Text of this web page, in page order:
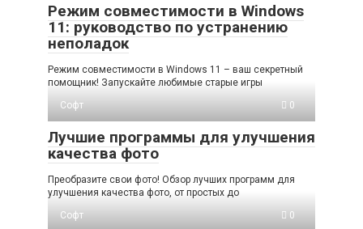
Режим совместимости в Windows
11: руководство по устранению
неполадок
Режим совместимости в Windows 11 – ваш секретный
помощник! Запускайте любимые старые игры
Софт
0
Лучшие программы для улучшения
качества фото
Преобразите свои фото! Обзор лучших программ для
улучшения качества фото, от простых до
Софт
0